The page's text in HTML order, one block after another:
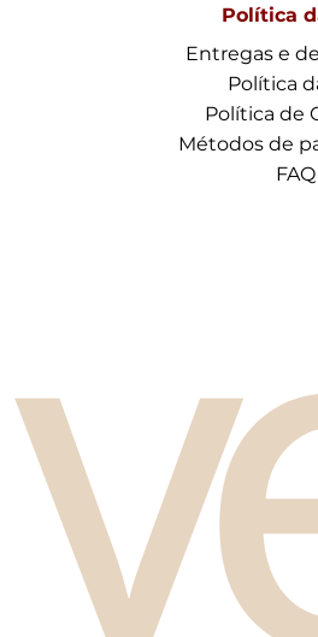
Política
Entregas e
Política
Política de
Métodos de
FAQ